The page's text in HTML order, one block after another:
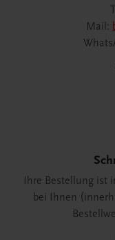
Mail:
Ihre Bestellung ist
bei Ihnen